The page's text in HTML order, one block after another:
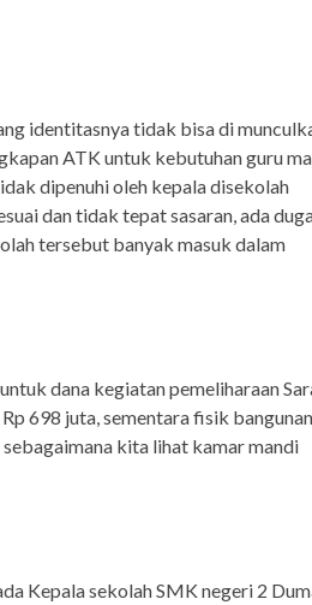
identitasnya tidak bisa di
ATK untuk kebutuhan guru
dipenuhi oleh kepala disekolah
dan tidak tepat sasaran, ada
tersebut banyak masuk dalam
dana kegiatan pemeliharaan
698 juta, sementara fisik bangunan
kita lihat kamar mandi
Kepala sekolah SMK negeri 2